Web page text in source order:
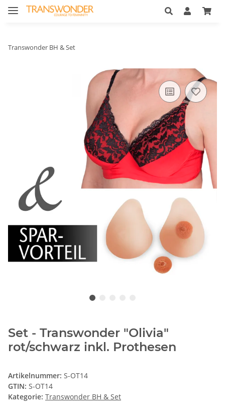
Transwonder BH & Set
Set - Transwonder "Olivia"
rot/schwarz inkl. Prothesen
Artikelnummer: S-OT14
GTIN: S-OT14
Kategorie: Transwonder BH & Set